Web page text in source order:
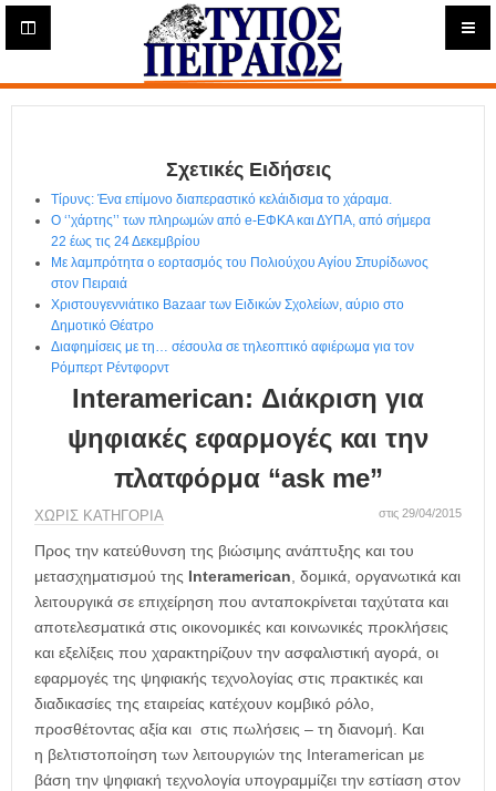
Η
ε
ρ
Σχετικές Ειδήσεις
Τίρυνς: Ένα επίμονο διαπεραστικό κελάιδισμα το χάραμα.
Ο ‘’χάρτης’’ των πληρωμών από e-ΕΦΚΑ και ΔΥΠΑ, από σήμερα
22 έως τις 24 Δεκεμβρίου
Με λαμπρότητα ο εορτασμός του Πολιούχου Αγίου Σπυρίδωνος
στον Πειραιά
Χριστουγεννιάτικο Bazaar των Ειδικών Σχολείων, αύριο στο
Δημοτικό Θέατρο
Διαφημίσεις με τη… σέσουλα σε τηλεοπτικό αφιέρωμα για τον
Ρόμπερτ Ρέντφορντ
Interamerican: Διάκριση για
ψηφιακές εφαρμογές και την
πλατφόρμα “ask me”
ΧΩΡΊΣ ΚΑΤΗΓΟΡΊΑ στις 29/04/2015
Προς την κατεύθυνση της βιώσιμης ανάπτυξης και του
μετασχηματισμού της Interamerican, δομικά, οργανωτικά και
λειτουργικά σε επιχείρηση που ανταποκρίνεται ταχύτατα και
αποτελεσματικά στις οικονομικές και κοινωνικές προκλήσεις
και εξελίξεις που χαρακτηρίζουν την ασφαλιστική αγορά, οι
εφαρμογές της ψηφιακής τεχνολογίας στις πρακτικές και
διαδικασίες της εταιρείας κατέχουν κομβικό ρόλο,
προσθέτοντας αξία και στις πωλήσεις – τη διανομή. Και
η βελτιστοποίηση των λειτουργιών της Interamerican με
βάση την ψηφιακή τεχνολογία υπογραμμίζει την εστίαση στον